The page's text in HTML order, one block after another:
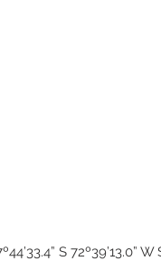
S 72º39’13.0” W